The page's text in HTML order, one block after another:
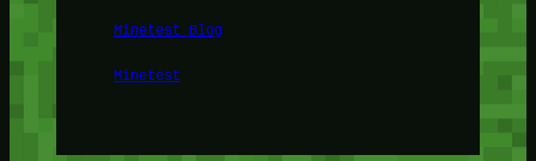
Minetest Blog
Minetest